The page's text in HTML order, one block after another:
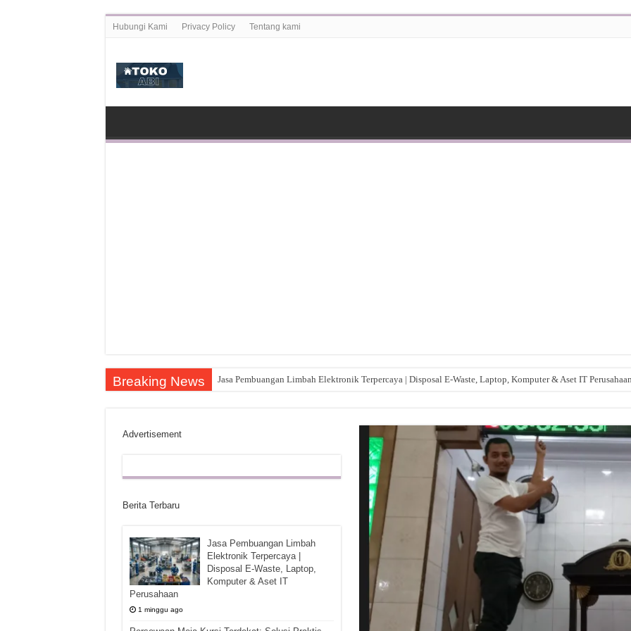
Hubungi Kami Privacy Policy Tentang kami
Breaking News Jasa Pembuangan Limbah Elektronik Terpercaya | Disposal E-Waste, Laptop, Komputer & Aset IT
Advertisement
Berita Terbaru
Jasa Pembuangan Limbah
Elektronik Terpercaya |
Disposal E-Waste, Laptop,
Komputer & Aset IT
Perusahaan
1 minggu ago